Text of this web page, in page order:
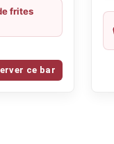
frites
ce bar